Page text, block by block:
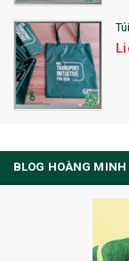
BLOG HOÀNG MINH